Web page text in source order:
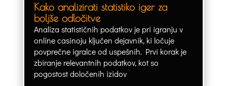
Kako analizirati statistiko iger za
boljše odločitve
Analiza statističnih podatkov je pri igranju v
online casinoju ključen dejavnik, ki ločuje
povprečne igralce od uspešnih. Prvi korak je
zbiranje relevantnih podatkov, kot so
pogostost določenih izidov